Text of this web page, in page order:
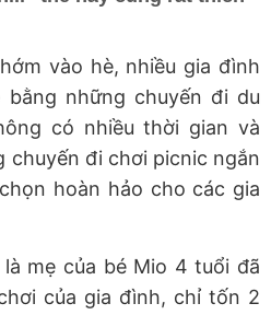
vào hè, nhiều gia đình
những chuyến đi du
có nhiều thời gian và
chuyến đi chơi picnic ngắn
hoàn hảo cho các gia
mẹ của bé Mio 4 tuổi đã
của gia đình, chỉ tốn 2